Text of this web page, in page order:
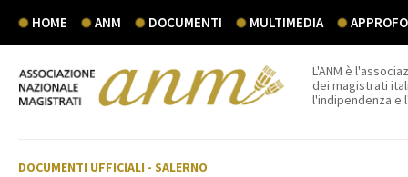
HOME ANM DOCUMENTI MULTIMEDIA
L'ANM è
dei magistrati
l'indipendenza e
DOCUMENTI UFFICIALI - SALERNO